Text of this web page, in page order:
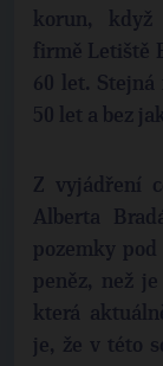
korun, když
firmě Letiště
60 let.
50 let a bez
Z vyjádření
Alberta
pozemky pod
peněz, než
která
je, že v této